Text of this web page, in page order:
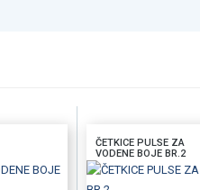
ČETKICE PULSE ZA
VODENE BOJE BR.2